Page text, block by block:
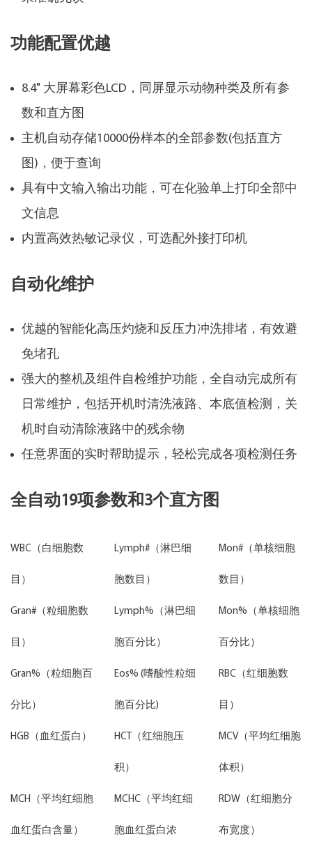
功能配置优越
8.4" 大屏幕彩色LCD，同屏显示动物种类及所有参
数和直方图
主机自动存储10000份样本的全部参数(包括直方
图)，便于查询
具有中文输入输出功能，可在化验单上打印全部中
文信息
内置高效热敏记录仪，可选配外接打印机
自动化维护
优越的智能化高压灼烧和反压力冲洗排堵，有效避
免堵孔
强大的整机及组件自检维护功能，全自动完成所有
日常维护，包括开机时清洗液路、本底值检测，关
机时自动清除液路中的残余物
任意界面的实时帮助提示，轻松完成各项检测任务
全自动19项参数和3个直方图
WBC（白细胞数
目）
Lymph#（淋巴细
胞数目）
Mon#（单核细胞
数目）
Gran#（粒细胞数
目）
Lymph%（淋巴细
胞百分比）
Mon%（单核细胞
百分比）
Gran%（粒细胞百
分比）
Eos% (嗜酸性粒细
胞百分比)
RBC（红细胞数
目）
HGB（血红蛋白） HCT（红细胞压
积）
MCV（平均红细胞
体积）
MCH（平均红细胞
血红蛋白含量）
MCHC（平均红细
胞血红蛋白浓
RDW（红细胞分
布宽度）